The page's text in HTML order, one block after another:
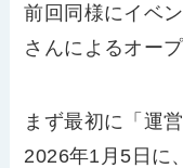
前回同様にイベン
さんによるオー
まず最初に「運
2026年1 月 5 日に